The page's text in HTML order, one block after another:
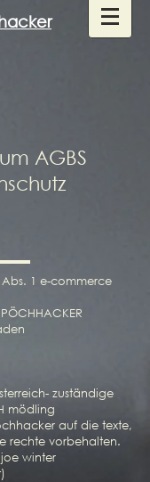
AGBS
1 e-commerce
zuständige
mödling
auf die texte,
rechte vorbehalten.
winter